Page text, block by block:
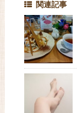
関連記事